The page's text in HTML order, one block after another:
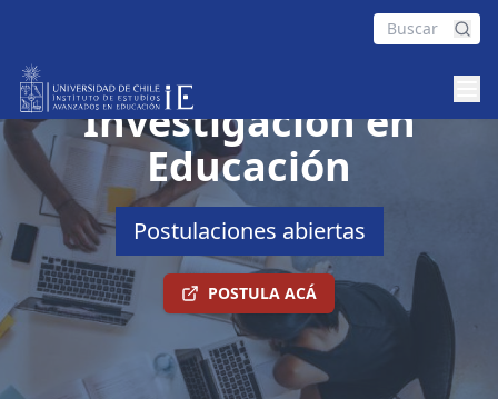
Magíster en
Investigación en
Educación
Postulaciones abiertas
POSTULA ACÁ